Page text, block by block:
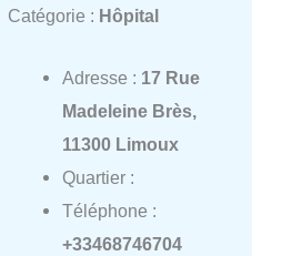
Catégorie : Hôpital
Adresse : 17 Rue
Madeleine Brès,
11300 Limoux
Quartier :
Téléphone :
+33468746704